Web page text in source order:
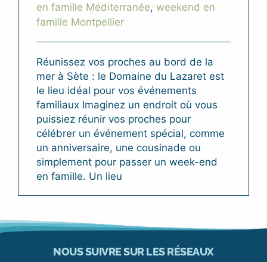
en famille Méditerranée, weekend en
famille Montpellier
Réunissez vos proches au bord de la
mer à Sète : le Domaine du Lazaret est
le lieu idéal pour vos événements
familiaux Imaginez un endroit où vous
puissiez réunir vos proches pour
célébrer un événement spécial, comme
un anniversaire, une cousinade ou
simplement pour passer un week-end
en famille. Un lieu
NOUS SUIVRE SUR LES RÉSEAUX